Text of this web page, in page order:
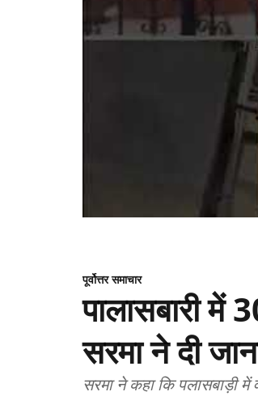
पूर्वोत्तर समाचार
पालासबारी में
सरमा ने दी
सरमा ने कहा कि पलासबाड़ी